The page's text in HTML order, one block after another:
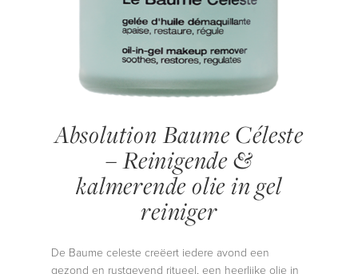
Absolution Baume Céleste
– Reinigende &
kalmerende olie in gel
reiniger
De Baume celeste creëert iedere avond een
gezond en rustgevend ritueel, een heerlijke olie in